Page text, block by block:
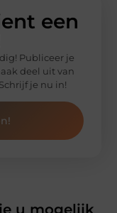
een
Publiceer je
deel uit van
je nu in!
u mogelijk